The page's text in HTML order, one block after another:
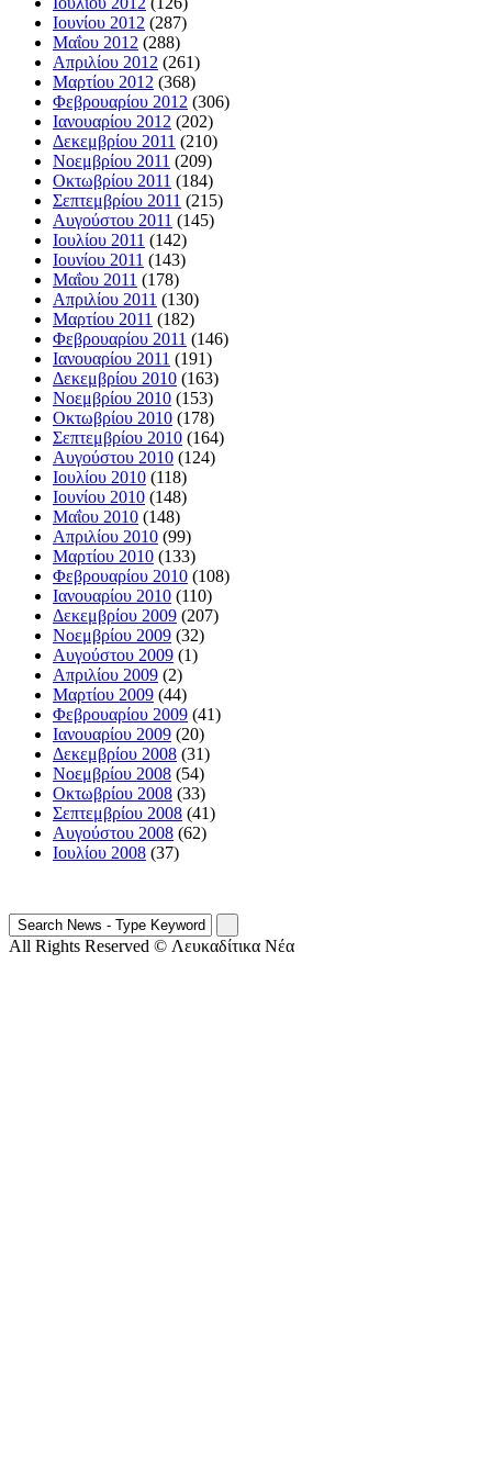
Ιουνίου 2012 (287)
Μαΐου 2012 (288)
Απριλίου 2012 (261)
Μαρτίου 2012 (368)
Φεβρουαρίου 2012 (306)
Ιανουαρίου 2012 (202)
Δεκεμβρίου 2011 (210)
Νοεμβρίου 2011 (209)
Οκτωβρίου 2011 (184)
Σεπτεμβρίου 2011 (215)
Αυγούστου 2011 (145)
Ιουλίου 2011 (142)
Ιουνίου 2011 (143)
Μαΐου 2011 (178)
Απριλίου 2011 (130)
Μαρτίου 2011 (182)
Φεβρουαρίου 2011 (146)
Ιανουαρίου 2011 (191)
Δεκεμβρίου 2010 (163)
Νοεμβρίου 2010 (153)
Οκτωβρίου 2010 (178)
Σεπτεμβρίου 2010 (164)
Αυγούστου 2010 (124)
Ιουλίου 2010 (118)
Ιουνίου 2010 (148)
Μαΐου 2010 (148)
Απριλίου 2010 (99)
Μαρτίου 2010 (133)
Φεβρουαρίου 2010 (108)
Ιανουαρίου 2010 (110)
Δεκεμβρίου 2009 (207)
Νοεμβρίου 2009 (32)
Αυγούστου 2009 (1)
Απριλίου 2009 (2)
Μαρτίου 2009 (44)
Φεβρουαρίου 2009 (41)
Ιανουαρίου 2009 (20)
Δεκεμβρίου 2008 (31)
Νοεμβρίου 2008 (54)
Οκτωβρίου 2008 (33)
Σεπτεμβρίου 2008 (41)
Αυγούστου 2008 (62)
Ιουλίου 2008 (37)
All Rights Reserved © Λευκαδίτικα Νέα